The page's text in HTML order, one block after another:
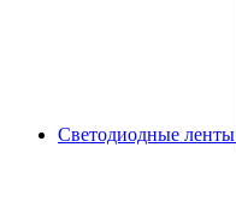
Светодиодные ленты